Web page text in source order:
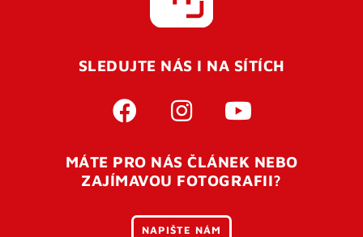
SLEDUJTE NÁS I NA SÍTÍCH
MÁTE PRO NÁS ČLÁNEK NEBO
ZAJÍMAVOU FOTOGRAFII?
NAPIŠTE NÁM